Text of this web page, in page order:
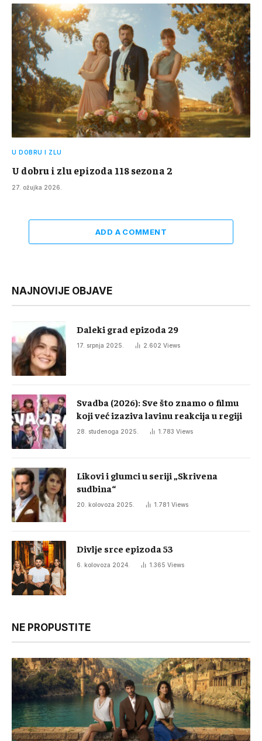
U DOBRU I ZLU
U dobru i zlu epizoda 118 sezona 2
27. ožujka 2026.
ADD A COMMENT
NAJNOVIJE OBJAVE
Daleki grad epizoda 29
17. srpnja 2025. 2.602 Views
Svadba (2026): Sve što znamo o filmu
koji već izaziva lavinu reakcija u regiji
28. studenoga 2025. 1.783 Views
Likovi i glumci u seriji „Skrivena
sudbina“
20. kolovoza 2025. 1.781 Views
Divlje srce epizoda 53
6. kolovoza 2024. 1.365 Views
NE PROPUSTITE